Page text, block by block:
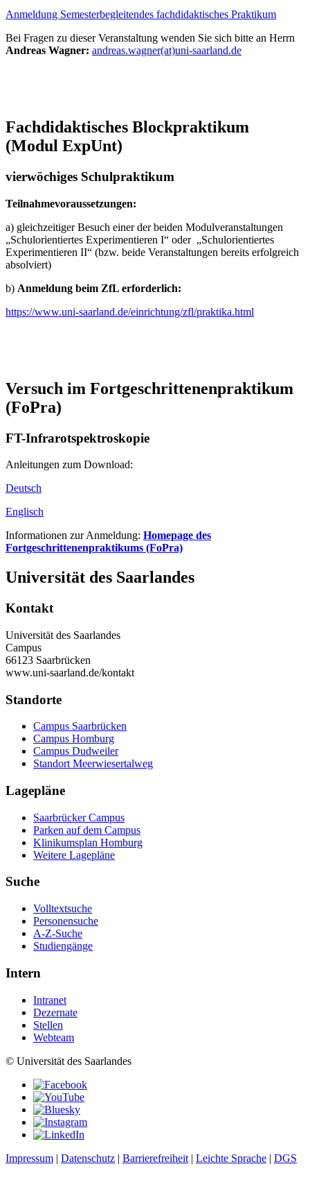
Anmeldung Semesterbegleitendes fachdidaktisches Praktikum
Bei Fragen zu dieser Veranstaltung wenden Sie sich bitte an Herrn
Andreas Wagner: andreas.wagner(at)uni-saarland.de
Fachdidaktisches Blockpraktikum
(Modul ExpUnt)
vierwöchiges Schulpraktikum
Teilnahmevoraussetzungen:
a) gleichzeitiger Besuch einer der beiden Modulveranstaltungen
„Schulorientiertes Experimentieren I“ oder „Schulorientiertes
Experimentieren II“ (bzw. beide Veranstaltungen bereits erfolgreich
absolviert)
b) Anmeldung beim ZfL erforderlich:
https://www.uni-saarland.de/einrichtung/zfl/praktika.html
Versuch im Fortgeschrittenenpraktikum
(FoPra)
FT-Infrarotspektroskopie
Anleitungen zum Download:
Deutsch
Englisch
Informationen zur Anmeldung: Homepage des
Fortgeschrittenenpraktikums (FoPra)
Universität des Saarlandes
Kontakt
Universität des Saarlandes
Campus
66123 Saarbrücken
www.uni-saarland.de/kontakt
Standorte
Campus Saarbrücken
Campus Homburg
Campus Dudweiler
Standort Meerwiesertalweg
Lagepläne
Saarbrücker Campus
Parken auf dem Campus
Klinikumsplan Homburg
Weitere Lagepläne
Suche
Volltextsuche
Personensuche
A-Z-Suche
Studiengänge
Intern
Intranet
Dezernate
Stellen
Webteam
© Universität des Saarlandes
Impressum | Datenschutz | Barrierefreiheit | Leichte Sprache | DGS